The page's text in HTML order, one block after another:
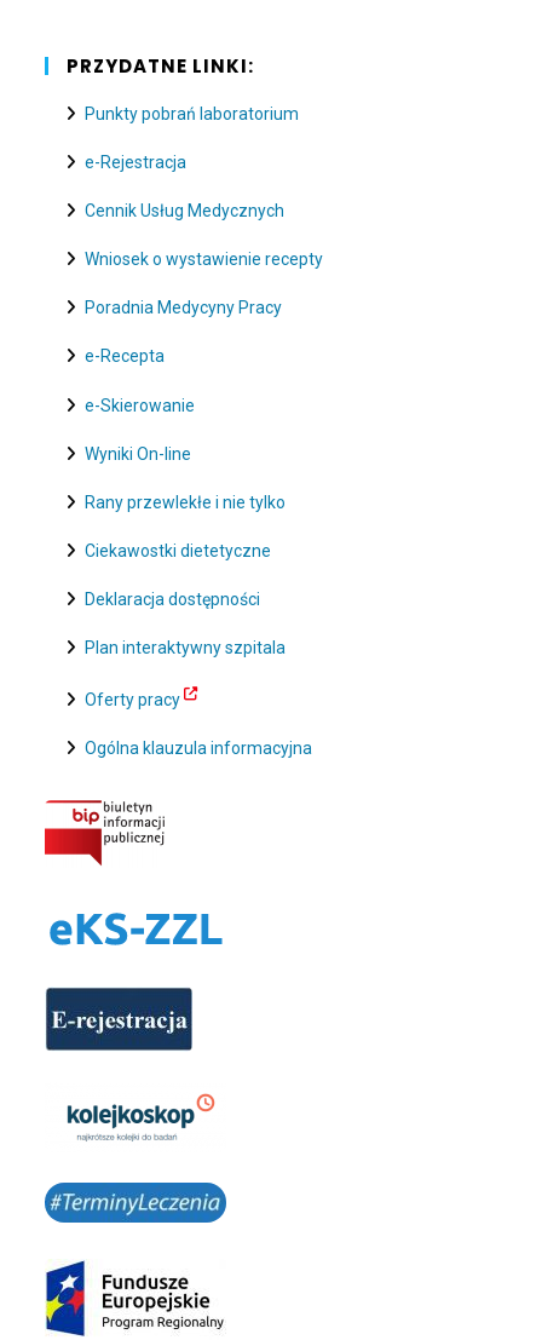
PRZYDATNE LINKI:
Punkty pobrań laboratorium
e-Rejestracja
Cennik Usług Medycznych
Wniosek o wystawienie recepty
Poradnia Medycyny Pracy
e-Recepta
e-Skierowanie
Wyniki On-line
Rany przewlekłe i nie tylko
Ciekawostki dietetyczne
Deklaracja dostępności
Plan interaktywny szpitala
Oferty pracy
Ogólna klauzula informacyjna